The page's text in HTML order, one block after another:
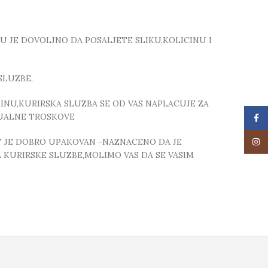
JE DOVOLJNO DA POSALJETE SLIKU,KOLICINU I
SLUZBA SE OD VAS NAPLACUJE ZA
TROSKOVE
DOBRO UPAKOVAN -NAZNACENO DA JE
SLUZBE,MOLIMO VAS DA SE VASIM